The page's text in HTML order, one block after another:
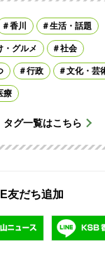
香川 生活・話題
・グルメ 社会
行政 文化・芸
療
タグ一覧はこちら
友だち追加